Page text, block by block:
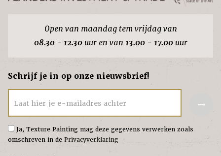
Open van maandag tem vrijdag van
08.30 - 12.30uur en van 13.00 - 17.00uur
Schrijf je in op onze nieuwsbrief!
Laat hier je e-mailadres achter →
Ja, Texture Painting mag deze gegevens verwerken zoals
omschreven in de Privacyverklaring